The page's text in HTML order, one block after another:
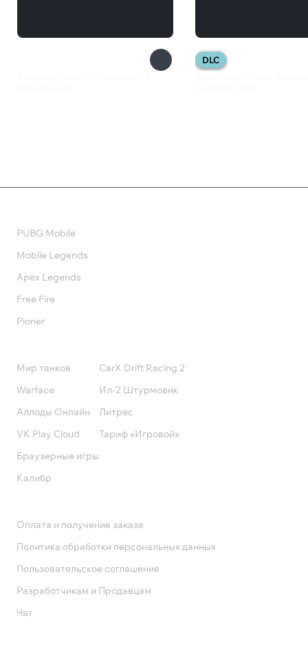
DLC
PUBG Mobile
Mobile Legends
Apex Legends
Free Fire
Pioner
Мир танков
Warface
Аллоды Онлайн
VK Play Cloud
Браузерные игры
Калибр
CarX Drift Racing 2
Ил-2 Штурмовик
Литрес
Тариф «Игровой»
Оплата и получение заказа
Политика обработки персональных данных
Пользовательское соглашение
Разработчикам и Продавцам
Чат